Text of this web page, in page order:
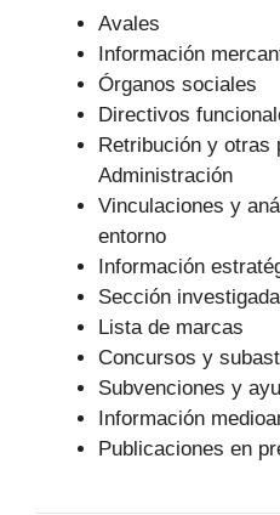
Avales
Información
Órganos sociales
Directivos
Retribución y otras
Administración
Vinculaciones y
entorno
Información
Sección investigada
Lista de marcas
Concursos y
Subvenciones y
Información
Publicaciones en